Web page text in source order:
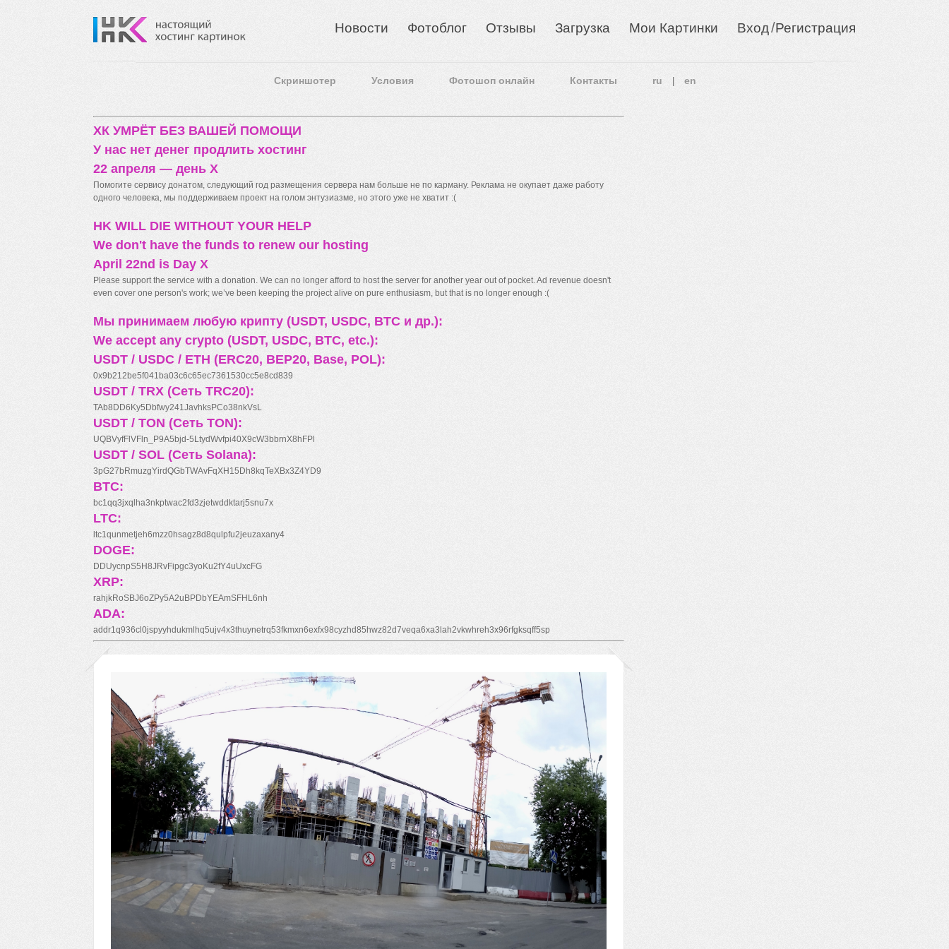
Новости Фотоблог Отзывы Загрузка Мои Картинки Вход/Регистрация
Скриншотер Условия Фотошоп онлайн Контакты ru en
ХК УМРЁТ БЕЗ ВАШЕЙ ПОМОЩИ
У нас нет денег продлить хостинг
22 апреля — день X
Помогите сервису донатом, следующий год размещения сервера нам больше не по карману. Реклама не окупает даже работу
одного человека, мы поддерживаем проект на голом энтузиазме, но этого уже не хватит :(
HK WILL DIE WITHOUT YOUR HELP
We don't have the funds to renew our hosting
April 22nd is Day X
Please support the service with a donation. We can no longer afford to host the server for another year out of pocket. Ad revenue doesn't
even cover one person's work; we’ve been keeping the project alive on pure enthusiasm, but that is no longer enough :(
Мы принимаем любую крипту (USDT, USDC, BTC и др.):
We accept any crypto (USDT, USDC, BTC, etc.):
USDT / USDC / ETH (ERC20, BEP20, Base, POL):
0x9b212be5f041ba03c6c65ec7361530cc5e8cd839
USDT / TRX (Сеть TRC20):
TAb8DD6Ky5Dbfwy241JavhksPCo38nkVsL
USDT / TON (Сеть TON):
UQBVyfFlVFln_P9A5bjd-5LtydWvfpi40X9cW3bbrnX8hFPl
USDT / SOL (Сеть Solana):
3pG27bRmuzgYirdQGbTWAvFqXH15Dh8kqTeXBx3Z4YD9
BTC:
bc1qq3jxqlha3nkptwac2fd3zjetwddktarj5snu7x
LTC:
ltc1qunmetjeh6mzz0hsagz8d8qulpfu2jeuzaxany4
DOGE:
DDUycnpS5H8JRvFipgc3yoKu2fY4uUxcFG
XRP:
rahjkRoSBJ6oZPy5A2uBPDbYEAmSFHL6nh
ADA:
addr1q936cl0jspyyhdukmlhq5ujv4x3thuynetrq53fkmxn6exfx98cyzhd85hwz82d7veqa6xa3lah2vkwhreh3x96rfgksqff5sp